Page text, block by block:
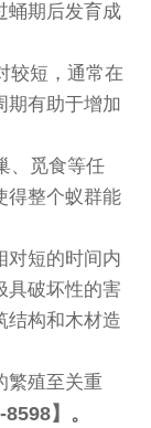
蛹期后发育成
较短，通常在
期有助于增加
、觅食等任
得整个蚁群能
对短的时间内
具破坏性的害
结构和木材造
繁殖至关重
8598】。